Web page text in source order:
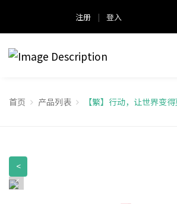
注册 | 登入
首页 产品列表 【繁】行动，让世界变
<